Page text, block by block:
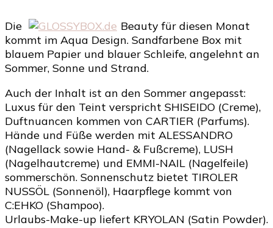
Die
Beauty für diesen Monat
kommt im Aqua Design. Sandfarbene Box mit
blauem Papier und blauer Schleife, angelehnt an
Sommer, Sonne und Strand.
Auch der Inhalt ist an den Sommer angepasst:
Luxus für den Teint verspricht SHISEIDO (Creme),
Duftnuancen kommen von CARTIER (Parfums).
Hände und Füße werden mit ALESSANDRO
(Nagellack sowie Hand- & Fußcreme), LUSH
(Nagelhautcreme) und EMMI-NAIL (Nagelfeile)
sommerschön. Sonnenschutz bietet TIROLER
NUSSÖL (Sonnenöl), Haarpflege kommt von
C:EHKO (Shampoo).
Urlaubs-Make-up liefert KRYOLAN (Satin Powder).